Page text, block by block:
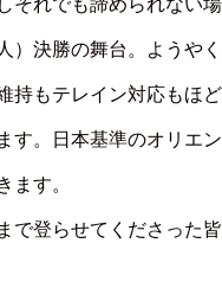
人）決勝の舞台。ようや
持もテレイン対応もほ
す。日本基準のオリエ
ます。
で登らせてくださった